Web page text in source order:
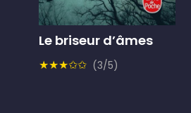
Le briseur d’âmes
★★★✩✩ (3/5)